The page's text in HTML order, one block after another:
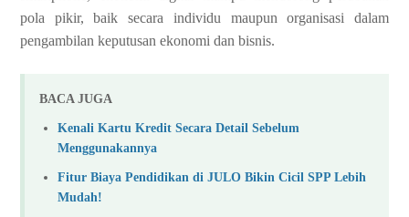
pola pikir, baik secara individu maupun organisasi dalam
pengambilan keputusan ekonomi dan bisnis.
BACA JUGA
Kenali Kartu Kredit Secara Detail Sebelum
Menggunakannya
Fitur Biaya Pendidikan di JULO Bikin Cicil SPP Lebih
Mudah!